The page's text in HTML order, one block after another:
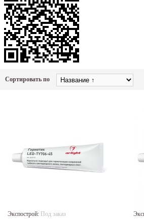
Сортировать по
Экспострой: Под заказ